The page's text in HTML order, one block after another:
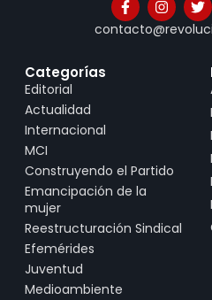
Categorías
Editorial
Actualidad
Internacional
MCI
Construyendo el Partido
Emancipación de la
mujer
Reestructuración Sindical
Efemérides
Juventud
Medioambiente